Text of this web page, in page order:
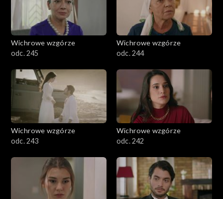
Wichrowe wzgórze
odc. 245
Wichrowe wzgórze
odc. 244
Wichrowe wzgórze
odc. 243
Wichrowe wzgórze
odc. 242